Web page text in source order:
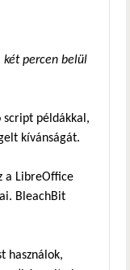
két percen belül
script példákkal,
kívánságát.
a LibreOffice
BleachBit
használok,